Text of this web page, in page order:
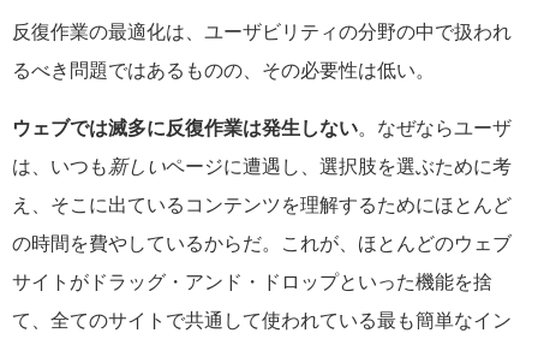
反復作業の最適化は、ユーザビリティの分野の中で扱われ
るべき問題ではあるものの、その必要性は低い。
ウェブでは滅多に反復作業は発生しない。なぜならユーザ
は、いつも新しいページに遭遇し、選択肢を選ぶために考
え、そこに出ているコンテンツを理解するためにほとんど
の時間を費やしているからだ。これが、ほとんどのウェブ
サイトがドラッグ・アンド・ドロップといった機能を捨
て、全てのサイトで共通して使われている最も簡単なイン